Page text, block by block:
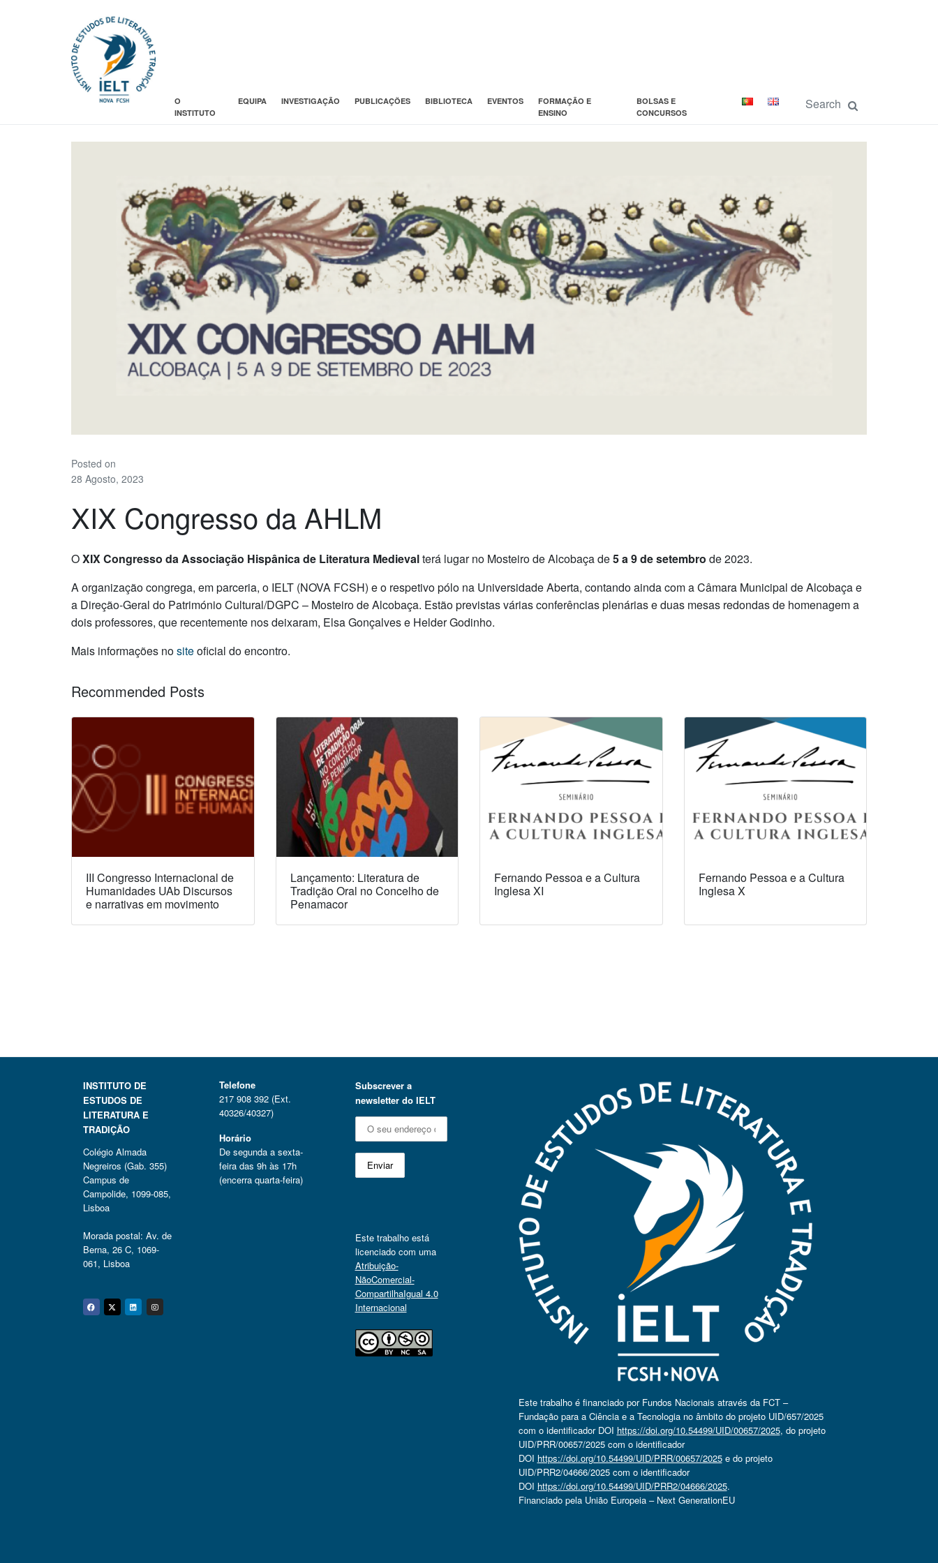
O
INSTITUTO
EQUIPA INVESTIGAÇÃO PUBLICAÇÕES BIBLIOTECA EVENTOS
FORMAÇÃO E
ENSINO
BOLSAS E
CONCURSOS
Posted on
28 Agosto, 2023
XIX Congresso da AHLM
OXIX Congresso da Associação Hispânica de Literatura Medievalterá lugarno Mosteiro de Alcobaçade5 a 9 de setembro de 2023.
A organização congrega, em parceria, o IELT (NOVA FCSH) e o respetivo pólo na Universidade Aberta, contando ainda com a Câmara Municipal de Alcobaça e
a Direção-Geral do Património Cultural/DGPC – Mosteiro de Alcobaça. Estão previstas várias conferências plenárias eduas mesas redondas de homenagem a
dois professores, que recentemente nos deixaram, Elsa Gonçalves e Helder Godinho.
Mais informações nositeoficial do encontro.
Recommended Posts
III Congresso Internacional de
Humanidades UAb Discursos
e narrativas em movimento
Lançamento: Literatura de
Tradição Oral no Concelho de
Penamacor
Fernando Pessoa e a Cultura
Inglesa XI
Fernando Pessoa e a Cultura
Inglesa X
INSTITUTO DE
ESTUDOS DE
LITERATURA E
TRADIÇÃO
Colégio Almada
Negreiros (Gab. 355)
Campus de
Campolide, 1099-085,
Lisboa
Morada postal: Av. de
Berna, 26 C, 1069-
061, Lisboa
Facebook
Twitter
Linkedin
Instagram
Telefone
217 908 392 (Ext.
40326/40327)
Horário
De segunda a sexta-
feira das 9h às 17h
(encerra quarta-feira)
Subscrever a
newsletter do IELT
Este trabalho está
licenciado com uma
Atribuição-
NãoComercial-
CompartilhaIgual 4.0
Internacional
Este trabalho é financiado por Fundos Nacionais através da FCT –
Fundação para a Ciência e a Tecnologia no âmbito do projeto UID/657/2025
com o identificador DOI https://doi.org/10.54499/UID/00657/2025, do projeto
UID/PRR/00657/2025 com o identificador
DOI https://doi.org/10.54499/UID/PRR/00657/2025e do projeto
UID/PRR2/04666/2025 com o identificador
DOI https://doi.org/10.54499/UID/PRR2/04666/2025.
Financiado pela União Europeia – Next GenerationEU